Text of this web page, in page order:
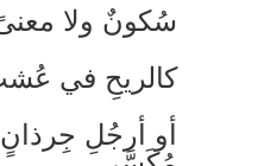
ولا معنىً
في عُشبٍ
أرجُلِ جِرذانٍ على